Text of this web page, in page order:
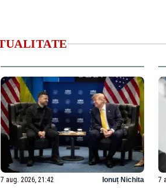
7 aug. 2026, 21:42 Ionuț Nichita 7